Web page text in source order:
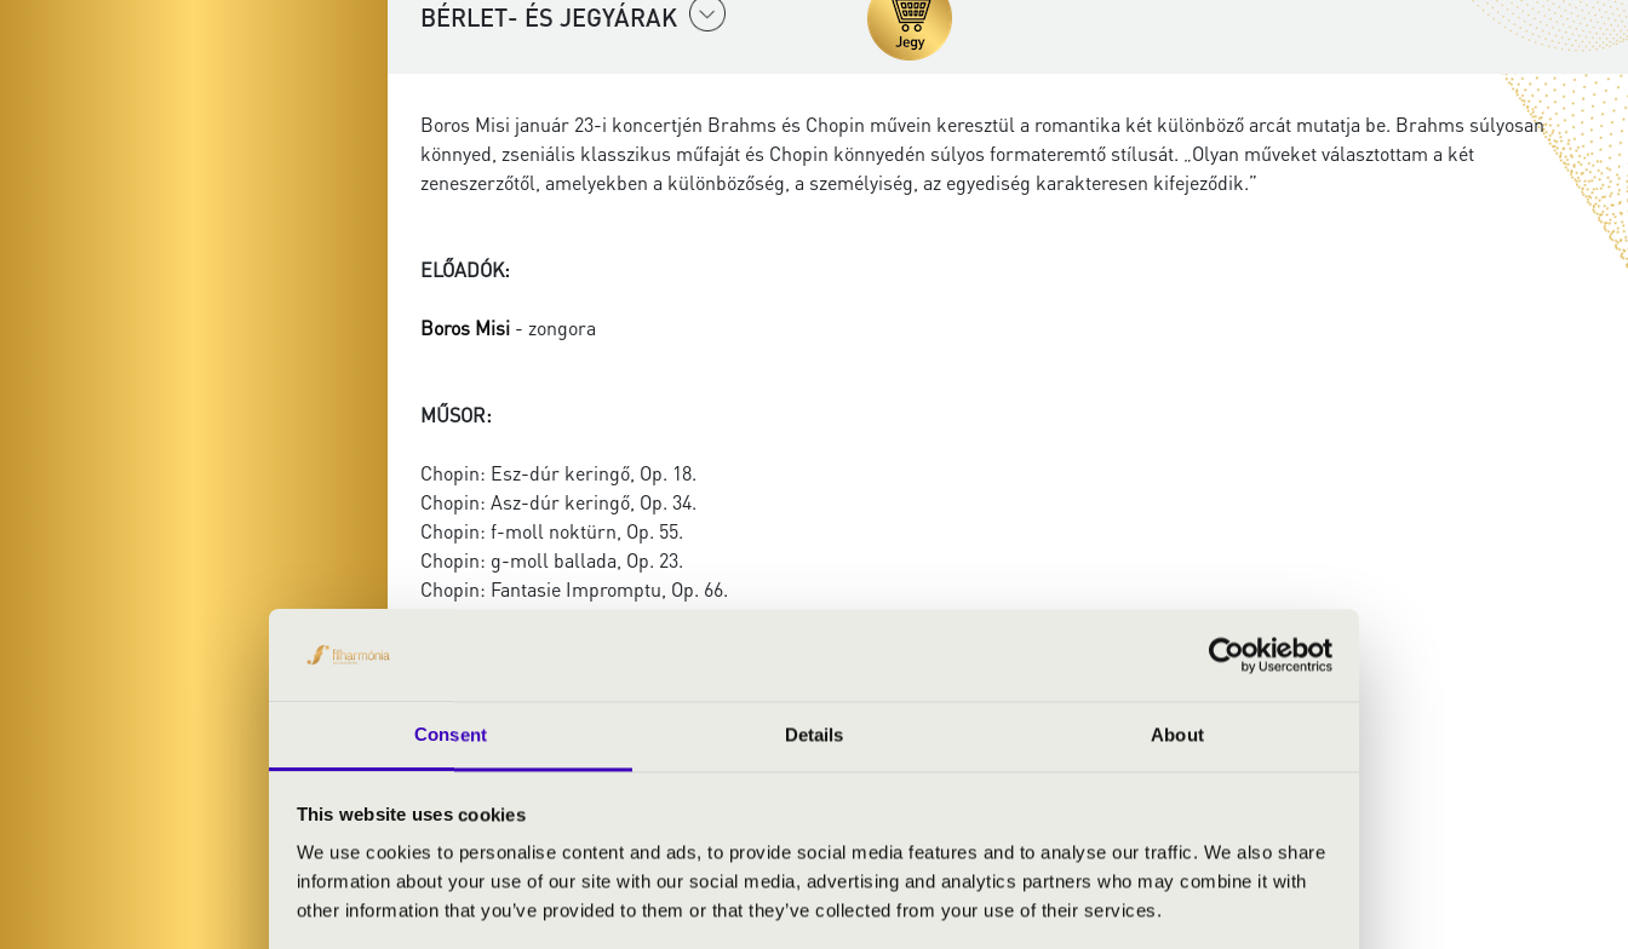
Consent Details About
This website uses cookies
We use cookies to personalise content and ads, to provide social media features and to analyse our traffic. We also share
information about your use of our site with our social media, advertising and analytics partners who may combine it with
other information that you’ve provided to them or that they’ve collected from your use of their services.
BÉRLET- ÉS JEGYÁRAK
Boros Misi január 23-i koncertjén Brahms és Chopin művein keresztül a romantika két különböző arcát mutatja be. Brahms súlyosan
könnyed, zseniális klasszikus műfaját és Chopin könnyedén súlyos formateremtő stílusát. „Olyan műveket választottam a két
zeneszerzőtől, amelyekben a különbözőség, a személyiség, az egyediség karakteresen kifejeződik.”
ELŐADÓK:
Boros Misi - zongora
MŰSOR:
Chopin: Esz-dúr keringő, Op. 18.
Chopin: Asz-dúr keringő, Op. 34.
Chopin: f-moll noktürn, Op. 55.
Chopin: g-moll ballada, Op. 23.
Chopin: Fantasie Impromptu, Op. 66.